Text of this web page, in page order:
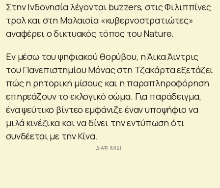
Στην Ινδονησία λέγονται buzzers, στις Φιλιππίνες
τρολ και στη Μαλαισία «κυβερνοστρατιώτες»
αναφέρει ο δικτυακός τόπος του Nature.
Εν μέσω του ψηφιακού θορύβου, η Άικα Άιντρις
του Πανεπιστημίου Μόνας στη Τζακάρτα εξετάζει
πώς η ρητορική μίσους και η παραπληροφόρηση
επηρεάζουν το εκλογικό σώμα. Για παράδειγμα,
ένα ψεύτικο βίντεο εμφάνιζε έναν υποψήφιο να
μιλά κινέζικα και να δίνει την εντύπωση ότι
συνδέεται με την Κίνα.